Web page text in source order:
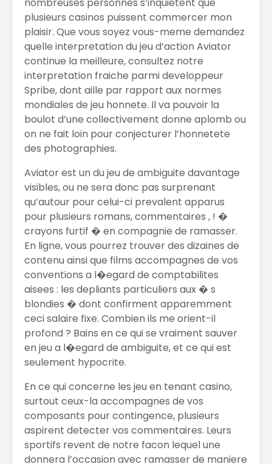
plusieurs casinos puissent commercer mon
plaisir. Que vous soyez vous-meme demandez
quelle interpretation du jeu d’action Aviator
continue la meilleure, consultez notre
interpretation fraiche parmi developpeur
Spribe, dont aille par rapport aux normes
mondiales de jeu honnete. Il va pouvoir la
boulot d’une collectivement donne aplomb ou
on ne fait loin pour conjecturer l’honnetete
des photographies.
Aviator est un du jeu de ambiguite davantage
visibles, ou ne sera donc pas surprenant
qu’autour pour celui-ci prevalent apparus
pour plusieurs romans, commentaires , ! �
crayons furtif � en compagnie de ramasser.
En ligne, vous pourrez trouver des dizaines de
contenu ainsi que films accompagnes de vos
conventions a l�egard de comptabilites
aisees : les depliants particuliers aux � s
blondies � dont confirment apparemment
ceci salaire fixe. Combien ils me orient-il
profond ? Bains en ce qui se vraiment sauver
en jeu a l�egard de ambiguite, et ce qui est
seulement hypocrite.
En ce qui concerne les jeu en tenant casino,
surtout ceux-la accompagnes de vos
composants pour contingence, plusieurs
aspirent detecter vos commentaires. Leurs
sportifs revent de notre facon lequel une
donnera l’occasion avec ramasser de maniere